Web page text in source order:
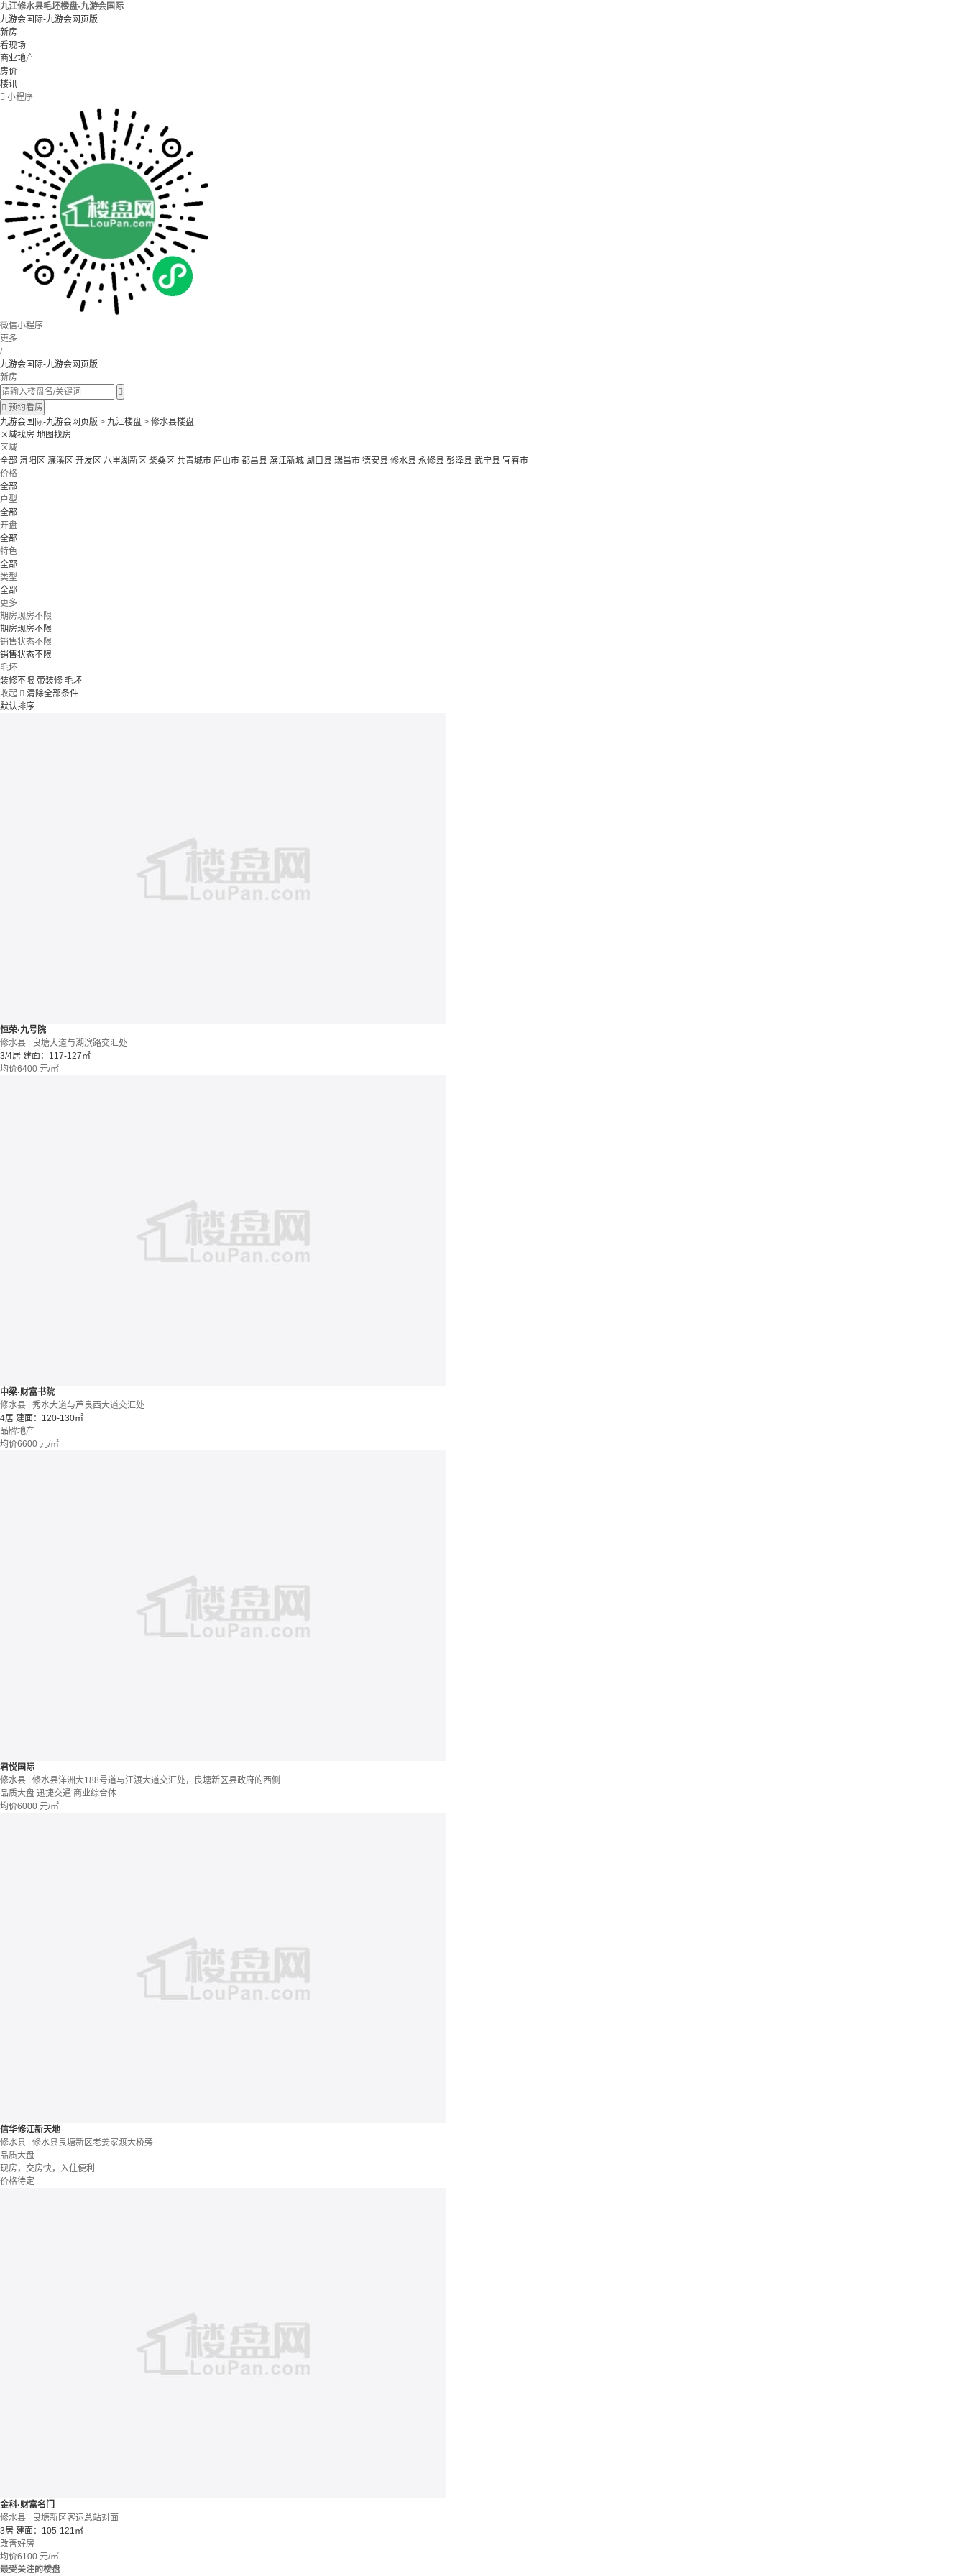
九江修水县毛坯楼盘-九游会国际
九游会国际-九游会网页版
新房
看现场
商业地产
房价
楼讯
 小程序
微信小程序
更多
/
九游会国际-九游会网页版
新房

 预约看房
九游会国际-九游会网页版 > 九江楼盘 > 修水县楼盘
区域找房 地图找房
区域
全部 浔阳区 濂溪区 开发区 八里湖新区 柴桑区 共青城市 庐山市 都昌县 滨江新城 湖口县 瑞昌市 德安县 修水县 永修县 彭泽县 武宁县 宜春市
价格
全部
户型
全部
开盘
全部
特色
全部
类型
全部
更多
期房现房不限
期房现房不限
销售状态不限
销售状态不限
毛坯
装修不限 带装修 毛坯
收起  清除全部条件
默认排序
恒荣·九号院
修水县 | 良塘大道与湖滨路交汇处
3/4居 建面：117-127㎡
均价6400 元/㎡
中梁·财富书院
修水县 | 秀水大道与芦良西大道交汇处
4居 建面：120-130㎡
品牌地产
均价6600 元/㎡
君悦国际
修水县 | 修水县洋洲大188号道与江渡大道交汇处，良塘新区县政府的西侧
品质大盘 迅捷交通 商业综合体
均价6000 元/㎡
信华修江新天地
修水县 | 修水县良塘新区老姜家渡大桥旁
品质大盘
现房，交房快，入住便利
价格待定
金科·财富名门
修水县 | 良塘新区客运总站对面
3居 建面：105-121㎡
改善好房
均价6100 元/㎡
最受关注的楼盘